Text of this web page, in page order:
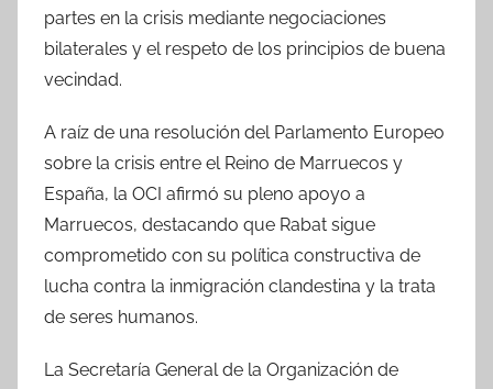
partes en la crisis mediante negociaciones
bilaterales y el respeto de los principios de buena
vecindad.
A raíz de una resolución del Parlamento Europeo
sobre la crisis entre el Reino de Marruecos y
España, la OCI afirmó su pleno apoyo a
Marruecos, destacando que Rabat sigue
comprometido con su política constructiva de
lucha contra la inmigración clandestina y la trata
de seres humanos.
La Secretaría General de la Organización de